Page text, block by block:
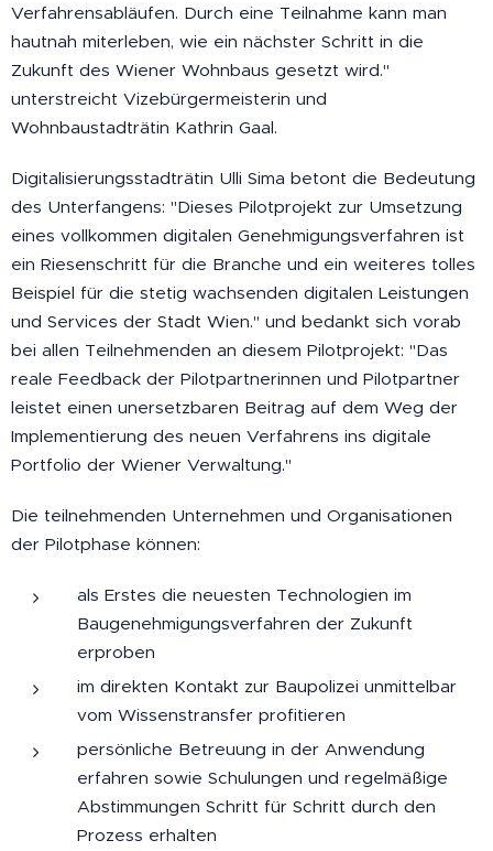
Verfahrensabläufen. Durch eine Teilnahme kann man
hautnah miterleben, wie ein nächster Schritt in die
Zukunft des Wiener Wohnbaus gesetzt wird."
unterstreicht Vizebürgermeisterin und
Wohnbaustadträtin Kathrin Gaal.
Digitalisierungsstadträtin Ulli Sima betont die Bedeutung
des Unterfangens: "Dieses Pilotprojekt zur Umsetzung
eines vollkommen digitalen Genehmigungsverfahren ist
ein Riesenschritt für die Branche und ein weiteres tolles
Beispiel für die stetig wachsenden digitalen Leistungen
und Services der Stadt Wien." und bedankt sich vorab
bei allen Teilnehmenden an diesem Pilotprojekt: "Das
reale Feedback der Pilotpartnerinnen und Pilotpartner
leistet einen unersetzbaren Beitrag auf dem Weg der
Implementierung des neuen Verfahrens ins digitale
Portfolio der Wiener Verwaltung."
Die teilnehmenden Unternehmen und Organisationen
der Pilotphase können:
als Erstes die neuesten Technologien im
Baugenehmigungsverfahren der Zukunft
erproben
im direkten Kontakt zur Baupolizei unmittelbar
vom Wissenstransfer profitieren
persönliche Betreuung in der Anwendung
erfahren sowie Schulungen und regelmäßige
Abstimmungen Schritt für Schritt durch den
Prozess erhalten